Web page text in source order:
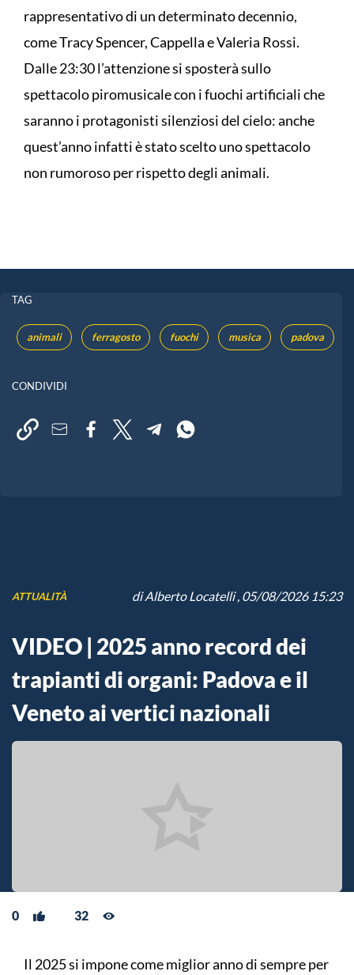
rappresentativo di un determinato decennio,
come Tracy Spencer, Cappella e Valeria Rossi.
Dalle 23:30 l’attenzione si sposterà sullo
spettacolo piromusicale con i fuochi artificiali che
saranno i protagonisti silenziosi del cielo: anche
quest’anno infatti è stato scelto uno spettacolo
non rumoroso per rispetto degli animali.
TAG
animali ferragosto fuochi musica padova
CONDIVIDI
ATTUALITÀ diAlberto Locatelli, 05/08/2026 15:23
VIDEO | 2025 anno record dei
trapianti di organi: Padova e il
Veneto ai vertici nazionali
0 32
Il 2025 si impone come miglior anno di sempre per